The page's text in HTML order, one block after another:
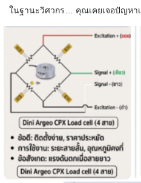
ในฐานะวิศวกร… คุณเคยเจอปัญหา